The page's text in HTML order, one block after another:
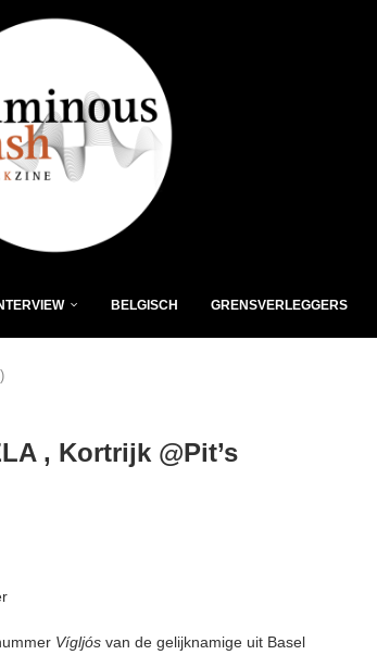
BELGISCH GRENSVERLEGGERS
, Kortrijk @Pit’s
Vígljós van de gelijknamige uit Basel